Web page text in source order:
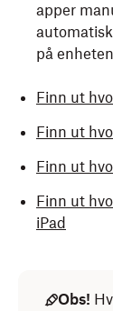
apper
på
Finn ut
Finn ut
Finn ut
Finn ut
iPad
Obs!